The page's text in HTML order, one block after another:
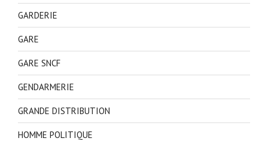
GARDERIE
GARE
GARE SNCF
GENDARMERIE
GRANDE DISTRIBUTION
HOMME POLITIQUE